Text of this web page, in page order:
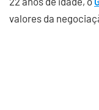
valores da